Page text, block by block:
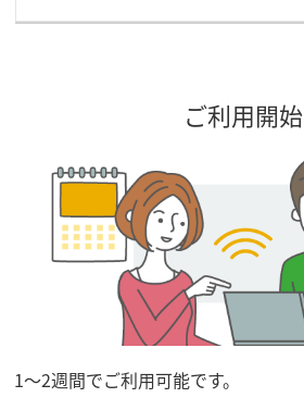
ご利用開始
1～2週間でご利用可能です。